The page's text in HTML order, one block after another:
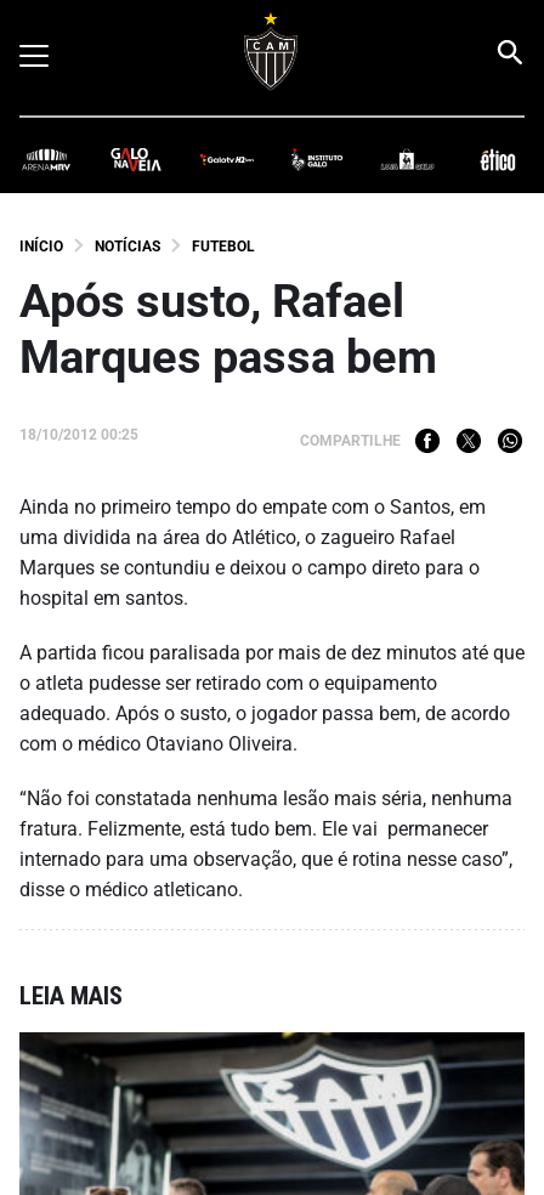
INÍCIO NOTÍCIAS FUTEBOL
Após susto, Rafael
Marques passa bem
18/10/2012 00:25 COMPARTILHE
Ainda no primeiro tempo do empate com o Santos, em
uma dividida na área do Atlético, o zagueiro Rafael
Marques se contundiu e deixou o campo direto para o
hospital em santos.
A partida ficou paralisada por mais de dez minutos até que
o atleta pudesse ser retirado com o equipamento
adequado. Após o susto, o jogador passa bem, de acordo
com o médico Otaviano Oliveira.
“Não foi constatada nenhuma lesão mais séria, nenhuma
fratura. Felizmente, está tudo bem. Ele vai permanecer
internado para uma observação, que é rotina nesse caso”,
disse o médico atleticano.
LEIA MAIS